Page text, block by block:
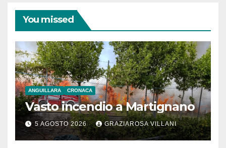
You missed
ANGUILLARA CRONACA
Vasto incendio a Martignano
5 AGOSTO 2026 GRAZIAROSA VILLANI